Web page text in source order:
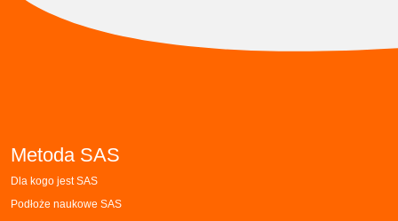
Metoda SAS
Dla kogo jest SAS
Podłoże naukowe SAS